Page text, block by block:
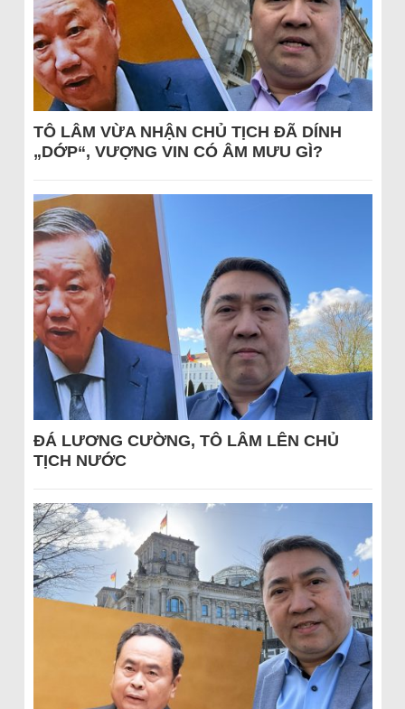
TÔ LÂM VỪA NHẬN CHỦ TỊCH ĐÃ DÍNH
„DỚP“, VƯỢNG VIN CÓ ÂM MƯU GÌ?
ĐÁ LƯƠNG CƯỜNG, TÔ LÂM LÊN CHỦ
TỊCH NƯỚC